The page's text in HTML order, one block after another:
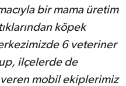
bir mama üretim
köpek
6 veteriner
ilçelerde de
mobil ekiplerimiz